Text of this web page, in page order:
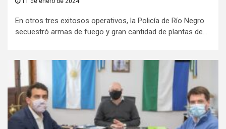
En otros tres exitosos operativos, la Policía de Río Negro
secuestró armas de fuego y gran cantidad de plantas de...